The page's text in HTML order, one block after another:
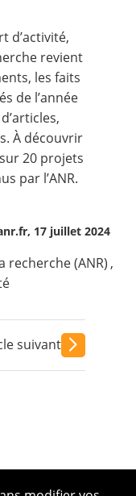
d’activité,
revient
les faits
de l’année
À découvrir
20 projets
par l’ANR.
17 juillet 2024
recherche (ANR) ,
suivant